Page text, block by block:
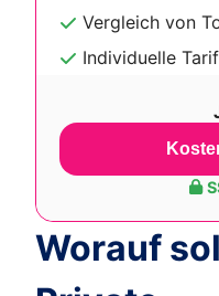
Vergleich von
Individuelle
Worauf